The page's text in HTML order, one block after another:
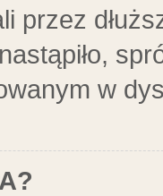
przez
w